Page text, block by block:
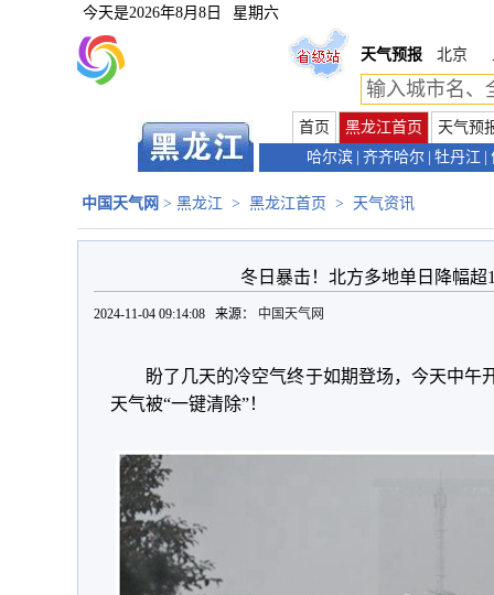
今天是2026年8月8日 星期六
天气预报 北京
首页 黑龙江首页
天气预
哈尔滨 齐齐哈尔 牡丹江
中国天气网 > 黑龙江 > 黑龙江首页 > 天气资讯
冬日暴击！北方多地单日降幅
2024-11-04 09:14:08 来源： 中国天气网
盼了几天的冷空气终于如期登场，今天中午
天气被“一键清除”！